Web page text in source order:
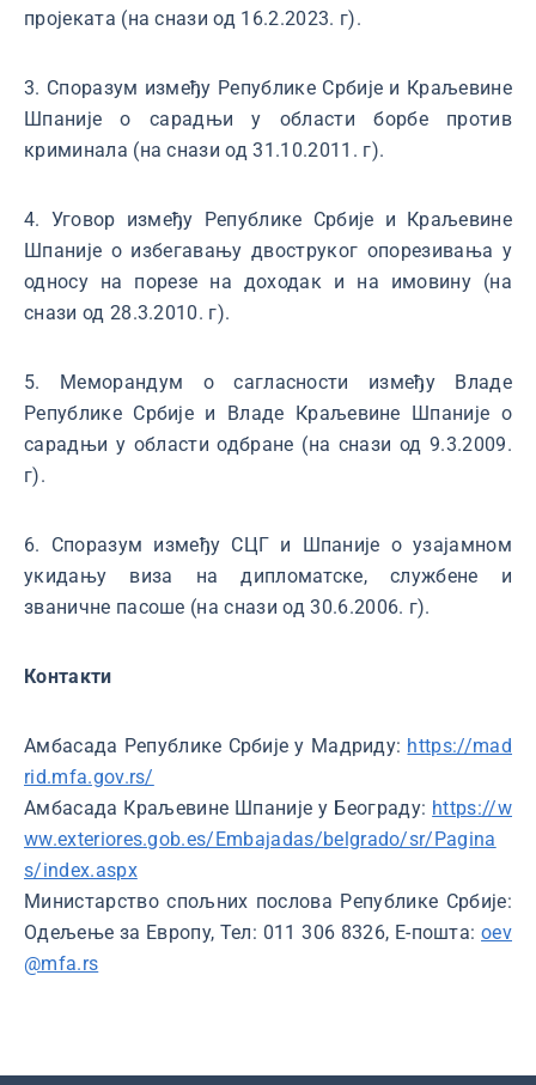
пројеката (на снази од 16.2.2023. г).
3. Споразум између Републике Србије и Краљевине
Шпаније о сарадњи у области борбе против
криминала (на снази од 31.10.2011. г).
4. Уговор између Републике Србије и Краљевине
Шпаније о избегавању двоструког опорезивања у
односу на порезе на доходак и на имовину (на
снази од 28.3.2010. г).
5. Меморандум о сагласности између Владе
Републике Србије и Владе Краљевине Шпаније о
сарадњи у области одбране (на снази од 9.3.2009.
г).
6. Споразум између СЦГ и Шпаније о узајамном
укидању виза на дипломатске, службене и
званичне пасоше (на снази од 30.6.2006. г).
Контакти
Амбасада Републике Србије у Мадриду: https://mad
rid.mfa.gov.rs/
Амбасада Краљевине Шпаније у Београду: https://w
ww.exteriores.gob.es/Embajadas/belgrado/sr/Pagina
s/index.aspx
Министарство спољних послова Републике Србије:
Одељење за Европу, Тел: 011 306 8326, Е-пошта:oev
@mfa.rs